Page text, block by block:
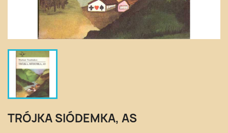
TRÓJKA SIÓDEMKA, AS